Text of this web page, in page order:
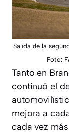
Salida de la
Foto:
Tanto en
continuó el
mejora a
cada vez